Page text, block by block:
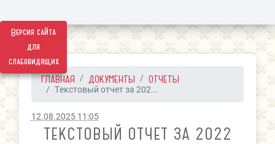
Версия сайта
для
слабовидящих
ГЛАВНАЯ ДОКУМЕНТЫ ОТЧЕТЫ
Текстовый отчет за 202...
12.08.2025 11:05
ТЕКСТОВЫЙ ОТЧЕТ ЗА 2022